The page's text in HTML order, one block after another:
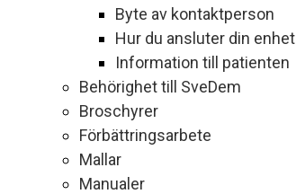
Byte av kontaktperson
Hur du ansluter din enhet
Information till patienten
Behörighet till SveDem
Broschyrer
Förbättringsarbete
Mallar
Manualer